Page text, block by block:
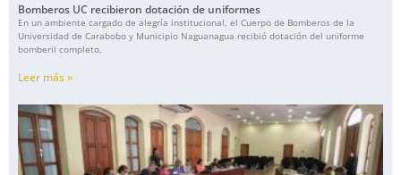
Bomberos UC recibieron dotación de uniformes
En un ambiente cargado de alegría institucional, el Cuerpo de Bomberos de la
Universidad de Carabobo y Municipio Naguanagua recibió dotación del uniforme
bomberil completo,
Leer más »